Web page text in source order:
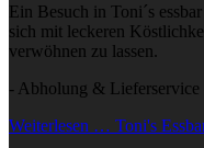
Ein Besuch in Toni´s
sich mit leckeren
verwöhnen zu lassen.
- Abholung & Lieferservice
Weiterlesen … Toni's